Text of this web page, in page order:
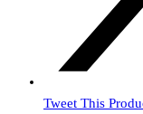
Tweet This